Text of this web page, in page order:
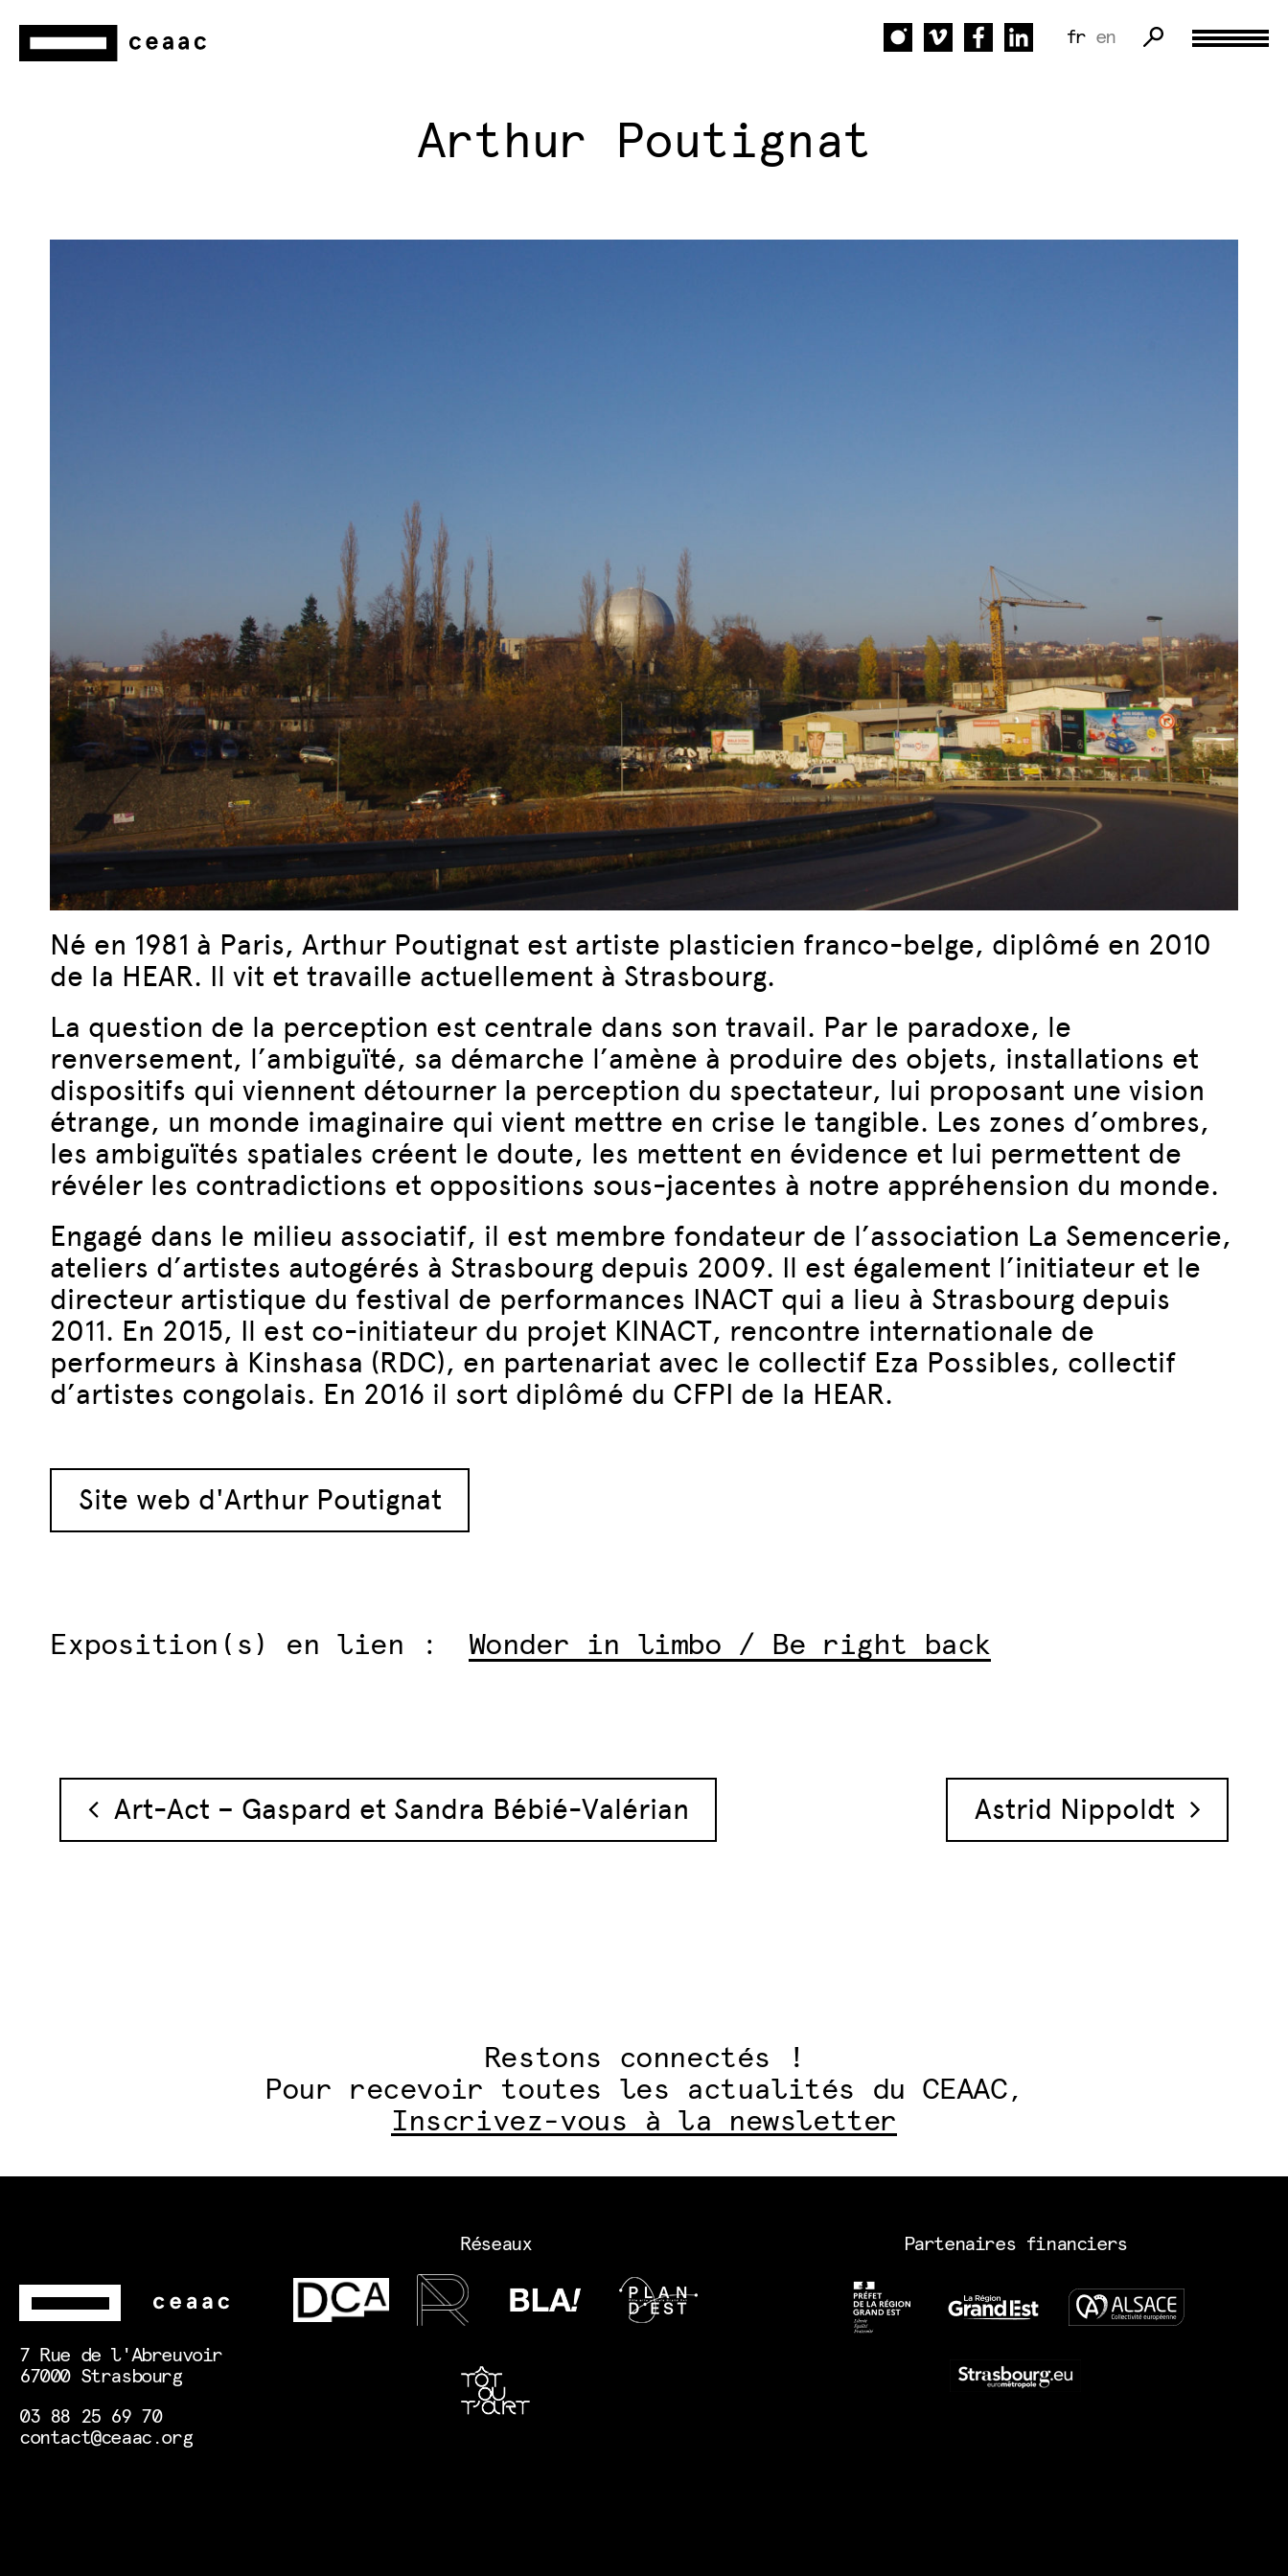
fr en
Arthur Poutignat
Né en 1981 à Paris, Arthur Poutignat est artiste plasticien franco-belge, diplômé en 2010
de la HEAR. Il vit et travaille actuellement à Strasbourg.
La question de la perception est centrale dans son travail. Par le paradoxe, le
renversement, l’ambiguïté, sa démarche l’amène à produire des objets, installations et
dispositifs qui viennent détourner la perception du spectateur, lui proposant une vision
étrange, un monde imaginaire qui vient mettre en crise le tangible. Les zones d’ombres,
les ambiguïtés spatiales créent le doute, les mettent en évidence et lui permettent de
révéler les contradictions et oppositions sous-jacentes à notre appréhension du monde.
Engagé dans le milieu associatif, il est membre fondateur de l’association La Semencerie,
ateliers d’artistes autogérés à Strasbourg depuis 2009. Il est également l’initiateur et le
directeur artistique du festival de performances INACT qui a lieu à Strasbourg depuis
2011. En 2015, Il est co-initiateur du projet KINACT, rencontre internationale de
performeurs à Kinshasa (RDC), en partenariat avec le collectif Eza Possibles, collectif
d’artistes congolais. En 2016 il sort diplômé du CFPI de la HEAR.
Site web d'Arthur Poutignat
Exposition(s) en lien : Wonder in limbo / Be right back
Navigation des articles
Art-Act – Gaspard et Sandra Bébié-Valérian Astrid Nippoldt
Restons connectés !
Pour recevoir toutes les actualités du CEAAC,
Inscrivez-vous à la newsletter
7 Rue de l'Abreuvoir
67000 Strasbourg
03 88 25 69 70
contact@ceaac.org
Réseaux Partenaires financiers